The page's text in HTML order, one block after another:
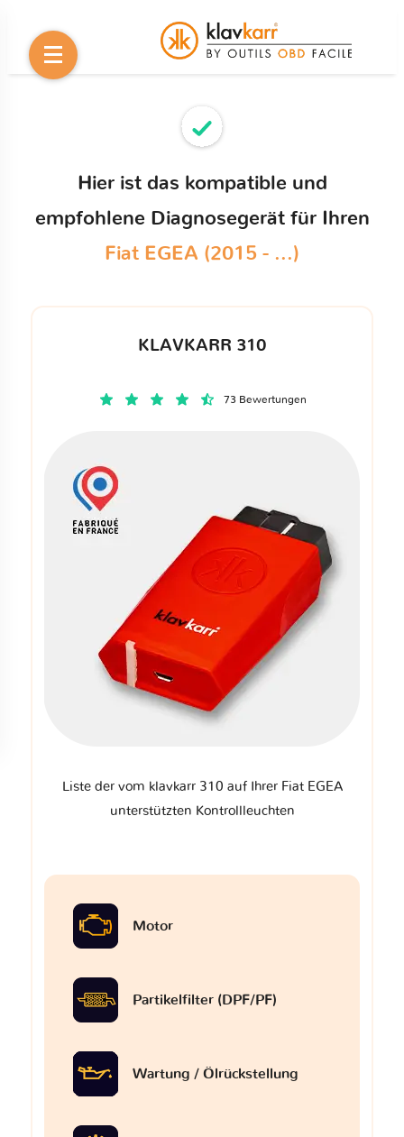
Hier ist das kompatible und
empfohlene Diagnosegerät für Ihren
Fiat EGEA (2015 - ...)
KLAVKARR 310
73 Bewertungen
Liste der vom klavkarr 310 auf Ihrer Fiat EGEA
unterstützten Kontrollleuchten
Motor
Partikelfilter (DPF/PF)
Wartung / Ölrückstellung